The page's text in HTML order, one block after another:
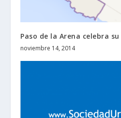
Paso de la Arena celebra
noviembre 14, 2014